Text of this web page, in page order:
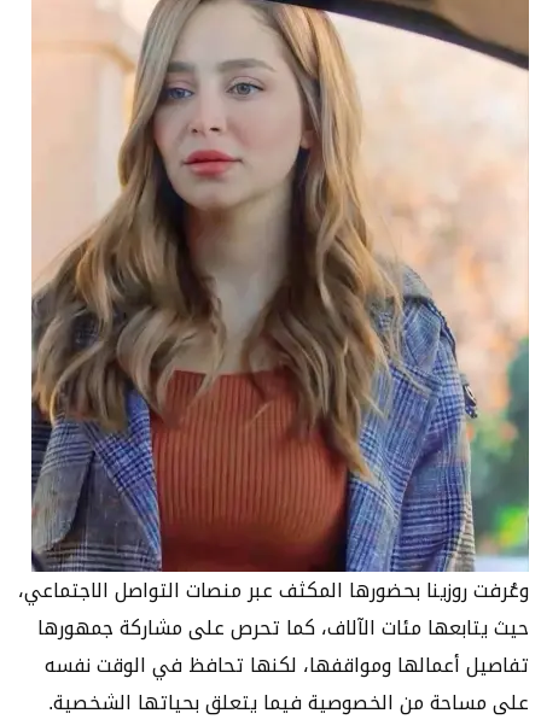
وعُرفت روزينا بحضورها المكثف عبر منصات التواصل الاجتماعي،
حيث يتابعها مئات الآلاف، كما تحرص على مشاركة جمهورها
تفاصيل أعمالها ومواقفها، لكنها تحافظ في الوقت نفسه
على مساحة من الخصوصية فيما يتعلق بحياتها الشخصية.